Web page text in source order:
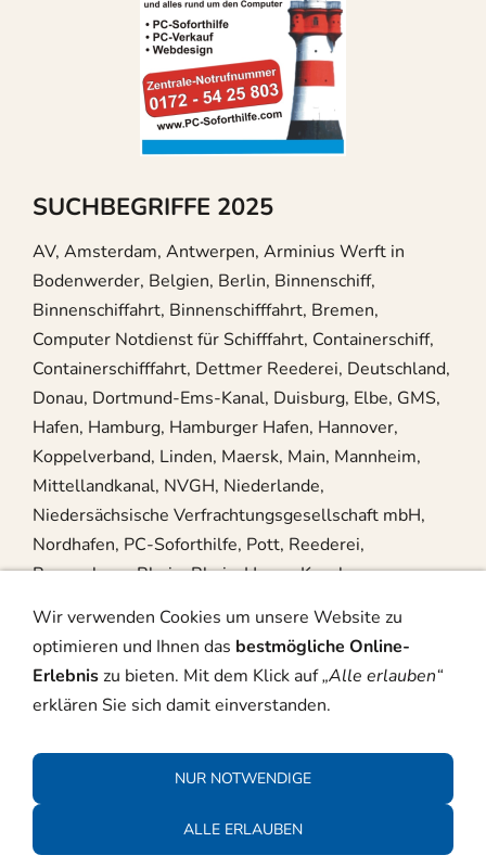
SUCHBEGRIFFE 2025
AV, Amsterdam, Antwerpen, Arminius Werft in
Bodenwerder, Belgien, Berlin, Binnenschiff,
Binnenschiffahrt, Binnenschifffahrt, Bremen,
Computer Notdienst für Schifffahrt, Containerschiff,
Containerschifffahrt, Dettmer Reederei, Deutschland,
Donau, Dortmund-Ems-Kanal, Duisburg, Elbe, GMS,
Hafen, Hamburg, Hamburger Hafen, Hannover,
Koppelverband, Linden, Maersk, Main, Mannheim,
Mittellandkanal, NVGH, Niederlande,
Niedersächsische Verfrachtungsgesellschaft mbH,
Nordhafen, PC-Soforthilfe, Pott, Reederei,
Regensburg, Rhein, Rhein-Herne-Kanal,
Steuerhaus, Wasserschutzpolizei, Weser,
ImpressumDatenschutz
Wir verwenden Cookies um unsere Website zu
optimieren und Ihnen das bestmögliche Online-
Erlebniszu bieten. Mit dem Klick auf„Alle erlauben“
erklären Sie sich damit einverstanden.
NUR NOTWENDIGE
ALLE ERLAUBEN